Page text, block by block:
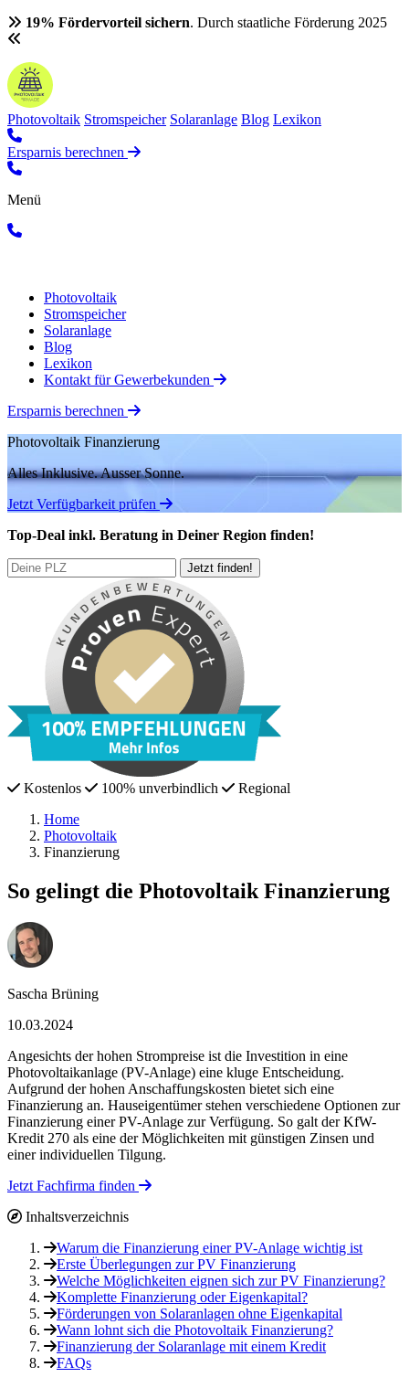
19% Fördervorteil sichern. Durch staatliche Förderung 2025
Photovoltaik Stromspeicher Solaranlage Blog Lexikon
Ersparnis berechnen
Menü
Photovoltaik
Stromspeicher
Solaranlage
Blog
Lexikon
Kontakt für Gewerbekunden
Ersparnis berechnen
Photovoltaik Finanzierung
Alles Inklusive.Ausser Sonne.
Jetzt Verfügbarkeit prüfen
Top-Deal inkl. Beratung in Deiner Region finden!
Kostenlos 100% unverbindlich
Regional
Home
Photovoltaik
Finanzierung
So gelingt die Photovoltaik Finanzierung
Sascha Brüning
10.03.2024
Angesichts der hohen Strompreise ist die Investition in eine
Photovoltaikanlage (PV-Anlage) eine kluge Entscheidung.
Aufgrund der hohen Anschaffungskosten bietet sich eine
Finanzierung an. Hauseigentümer stehen verschiedene Optionen zur
Finanzierung einer PV-Anlage zur Verfügung. So galt der KfW-
Kredit 270 als eine der Möglichkeiten mit günstigen Zinsen und
einer individuellen Tilgung.
Jetzt Fachfirma finden
Inhaltsverzeichnis
Warum die Finanzierung einer PV-Anlage wichtig ist
Erste Überlegungen zur PV Finanzierung
Welche Möglichkeiten eignen sich zur PV Finanzierung?
Komplette Finanzierung oder Eigenkapital?
Förderungen von Solaranlagen ohne Eigenkapital
Wann lohnt sich die Photovoltaik Finanzierung?
Finanzierung der Solaranlage mit einem Kredit
FAQs